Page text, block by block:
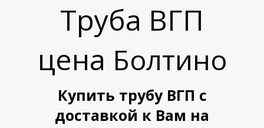
Труба ВГП
цена Болтино
Купить трубу ВГП с
доставкой к Вам на